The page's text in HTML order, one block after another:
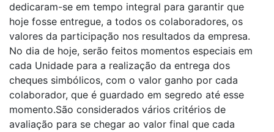
dedicaram-se em tempo integral para garantir que
hoje fosse entregue, a todos os colaboradores, os
valores da participação nos resultados da empresa.
No dia de hoje, serão feitos momentos especiais em
cada Unidade para a realização da entrega dos
cheques simbólicos, com o valor ganho por cada
colaborador, que é guardado em segredo até esse
momento.São considerados vários critérios de
avaliação para se chegar ao valor final que cada